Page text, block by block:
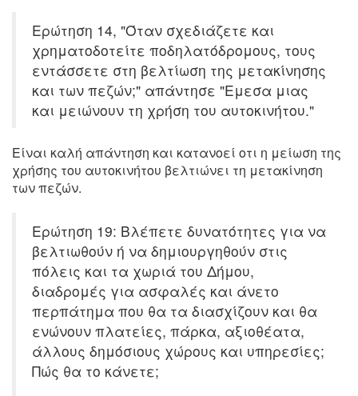
Ερώτηση 14, "Όταν σχεδιάζετε και
χρηματοδοτείτε ποδηλατόδρομους, τους
εντάσσετε στη βελτίωση της μετακίνησης
και των πεζών;" απάντησε "Εμεσα μιας
και μειώνουν τη χρήση του αυτοκινήτου."
Είναι καλή απάντηση και κατανοεί οτι η μείωση της
χρήσης του αυτοκινήτου βελτιώνει τη μετακίνηση
των πεζών.
Ερώτηση 19: Βλέπετε δυνατότητες για να
βελτιωθούν ή να δημιουργηθούν στις
πόλεις και τα χωριά του Δήμου,
διαδρομές για ασφαλές και άνετο
περπάτημα που θα τα διασχίζουν και θα
ενώνουν πλατείες, πάρκα, αξιοθέατα,
άλλους δημόσιους χώρους και υπηρεσίες;
Πώς θα το κάνετε;